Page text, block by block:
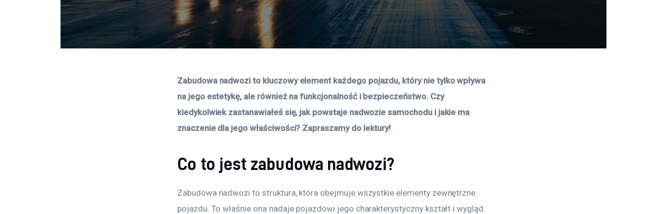
Zabudowa nadwozi to kluczowy element każdego pojazdu, który nie tylko wpływa
na jego estetykę, ale również na funkcjonalność i bezpieczeństwo. Czy
kiedykolwiek zastanawiałeś się, jak powstaje nadwozie samochodu i jakie ma
znaczenie dla jego właściwości? Zapraszamy do lektury!
Co to jest zabudowa nadwozi?
Zabudowa nadwozi to struktura, która obejmuje wszystkie elementy zewnętrzne
pojazdu. To właśnie ona nadaje pojazdowi jego charakterystyczny kształt i wygląd.